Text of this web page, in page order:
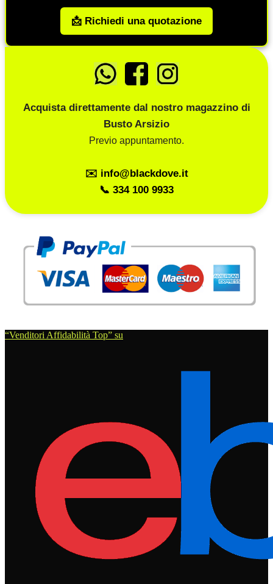
📩 Richiedi una quotazione
Acquista direttamente dal nostro magazzino di
Busto Arsizio
Previo appuntamento.
✉️ info@blackdove.it
📞 334 100 9933
“Venditori Affidabilità Top” su